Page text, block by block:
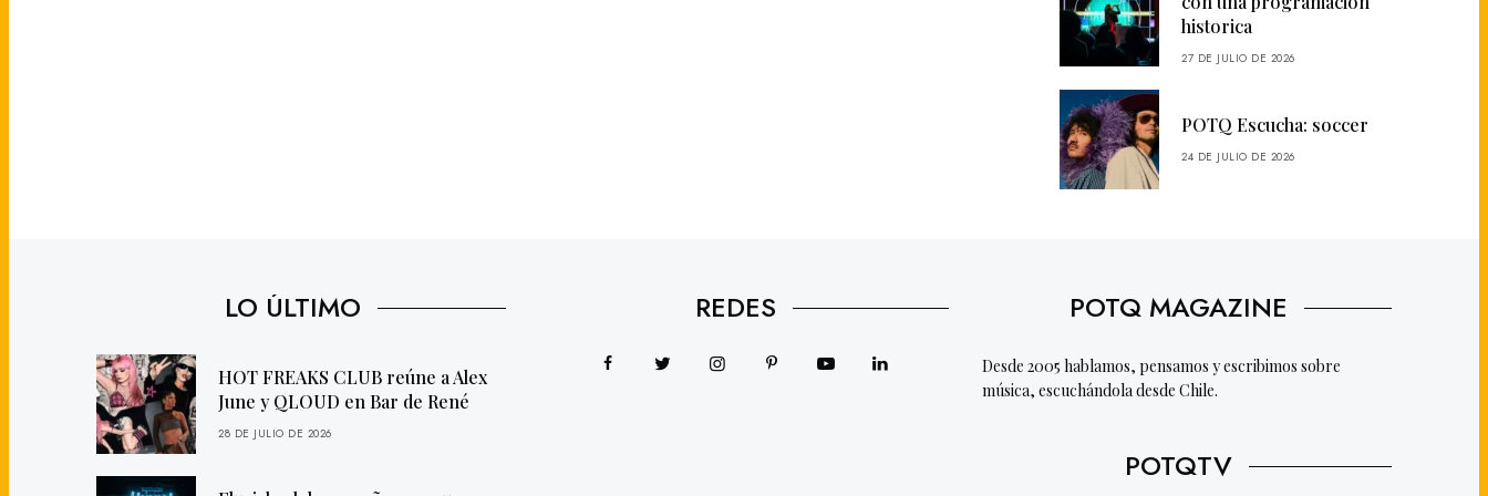
historica
27 DE JULIO DE 2026
POTQ Escucha: soccer
24 DE JULIO DE 2026
LO ÚLTIMO
HOT FREAKS CLUB reúne a Alex
June y QLOUD en Bar de René
28 DE JULIO DE 2026
REDES POTQ MAGAZINE
Desde 2005 hablamos, pensamos y escribimos sobre
música, escuchándola desde Chile.
POTQTV